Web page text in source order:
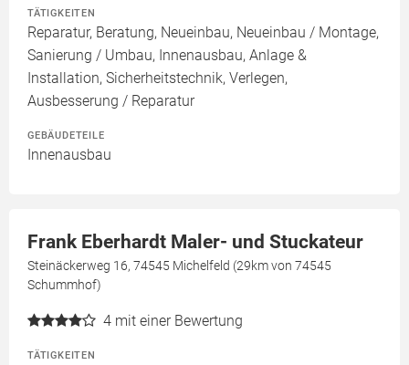
TÄTIGKEITEN
Reparatur, Beratung, Neueinbau, Neueinbau / Montage,
Sanierung / Umbau, Innenausbau, Anlage &
Installation, Sicherheitstechnik, Verlegen,
Ausbesserung / Reparatur
GEBÄUDETEILE
Innenausbau
Frank Eberhardt Maler- und Stuckateur
Steinäckerweg 16, 74545 Michelfeld (29km von 74545
Schummhof)
4 mit einer Bewertung
TÄTIGKEITEN